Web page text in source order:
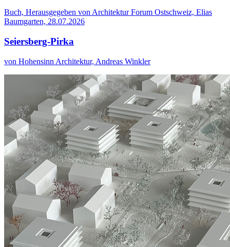
Buch, Herausgegeben von Architektur Forum Ostschweiz, Elias
Baumgarten, 28.07.2026
Seiersberg-Pirka
von Hohensinn Architektur, Andreas Winkler